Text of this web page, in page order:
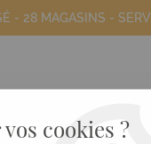
- 28 MAGASINS -
cookies ?